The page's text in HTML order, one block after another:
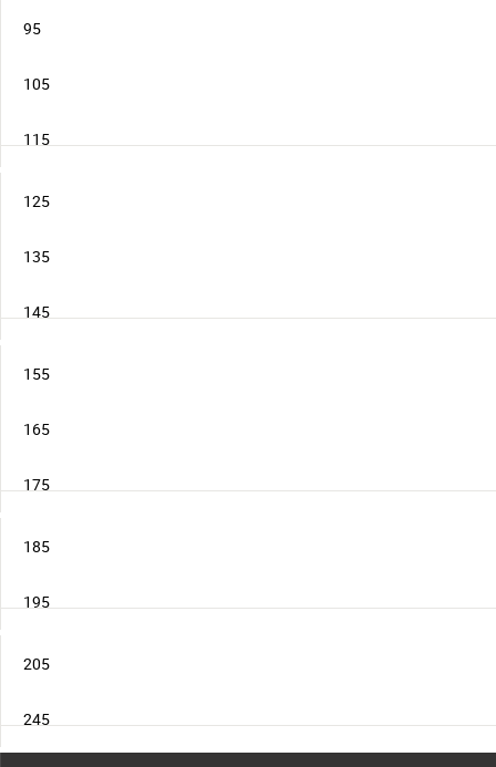
95
105
115
125
135
145
155
165
175
185
195
205
245